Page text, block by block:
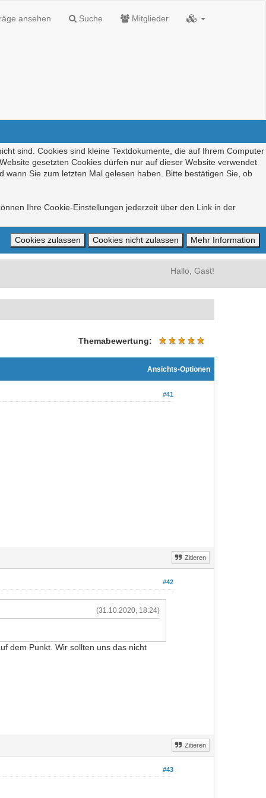
ansehen Suche Mitglieder
sind. Cookies sind kleine Textdokumente, die auf Ihrem Computer
gesetzten Cookies dürfen nur auf dieser Website verwendet
Sie zum letzten Mal gelesen haben. Bitte bestätigen Sie, ob
Ihre Cookie-Einstellungen jederzeit über den Link in der
Hallo, Gast!
Themabewertung:
Ansichts-Optionen
#41
Zitieren
#42
(31.10.2020, 18:24)
dem Punkt. Wir sollten uns das nicht
Zitieren
#43